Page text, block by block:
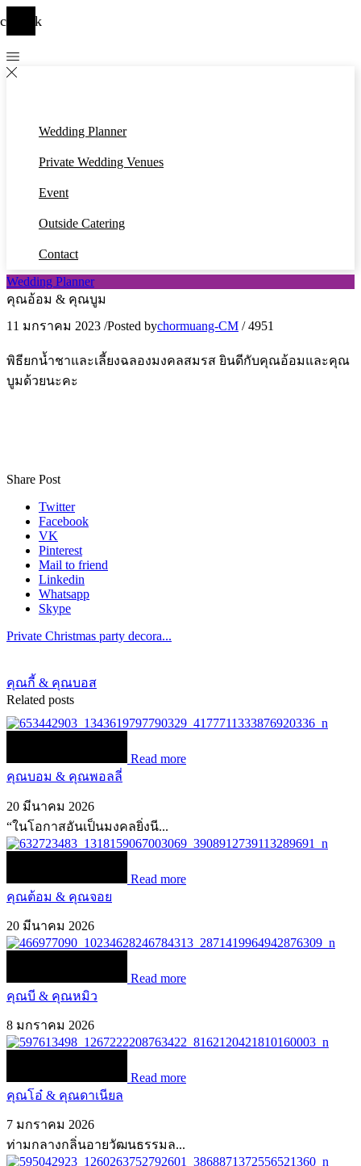
Wedding Planner
Private Wedding Venues
Event
Outside Catering
Contact
Wedding Planner
คุณอ้อม & คุณบูม
11 มกราคม 2023 /Posted bychormuang-CM / 4951
พิธียกน้ำชาและเลี้ยงฉลองมงคลสมรส ยินดีกับคุณอ้อมและคุณ
บูมด้วยนะคะ
Share Post
Twitter
Facebook
VK
Pinterest
Mail to friend
Linkedin
Whatsapp
Skype
Private Christmas party decora...
คุณกี้ & คุณบอส
Related posts
Read more
คุณบอม & คุณพอลลี่
20 มีนาคม 2026
“ในโอกาสอันเป็นมงคลยิ่งนี...
Read more
คุณต้อม & คุณจอย
20 มีนาคม 2026
Read more
คุณบี & คุณหมิว
8 มกราคม 2026
Read more
คุณโอ๋ & คุณดาเนียล
7 มกราคม 2026
ท่ามกลางกลิ่นอายวัฒนธรรมล...